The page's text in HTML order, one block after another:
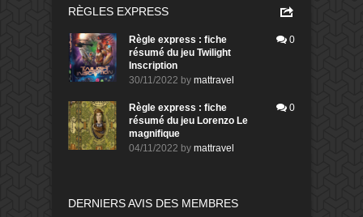
RÈGLES EXPRESS
Règle express : fiche
résumé du jeu Twilight
Inscription
30/11/2022 by mattravel
0
Règle express : fiche
résumé du jeu Lorenzo Le
magnifique
04/11/2022 by mattravel
0
DERNIERS AVIS DES MEMBRES